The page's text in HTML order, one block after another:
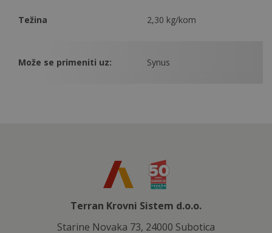
Težina 2,30 kg/kom
Može se primeniti uz: Synus
Terran Krovni Sistem d.o.o.
Starine Novaka 73, 24000 Subotica